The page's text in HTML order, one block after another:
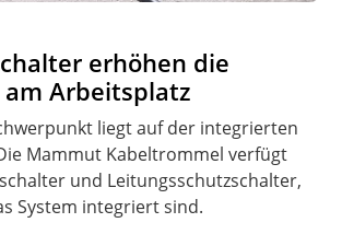
erhöhen die
Arbeitsplatz
liegt auf der integrierten
Mammut Kabeltrommel verfügt
und Leitungsschutzschalter,
System integriert sind.